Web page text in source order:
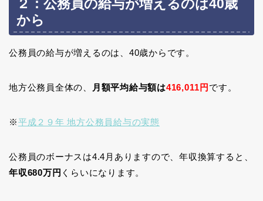
２：公務員の給与が増えるのは40歳
から
公務員の給与が増えるのは、40歳からです。
地方公務員全体の、 月額平均給与額は416,011円 です。
※平成２９年 地方公務員給与の実態
公務員のボーナスは4.4月ありますので、年収換算すると、
年収680万円 くらいになります。